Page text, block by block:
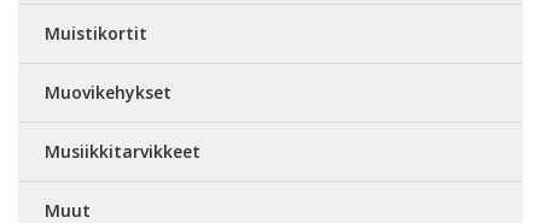
Muistikortit
Muovikehykset
Musiikkitarvikkeet
Muut